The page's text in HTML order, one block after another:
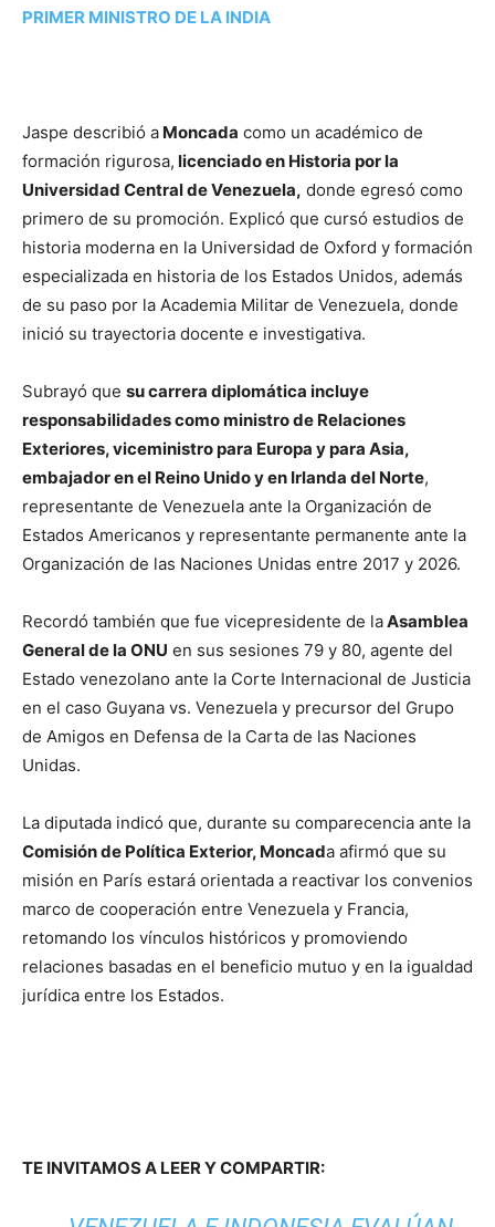
PRIMER MINISTRO DE LA INDIA
Jaspe describió a Moncada como un académico de
formación rigurosa, licenciado en Historia por la
Universidad Central de Venezuela, donde egresó como
primero de su promoción. Explicó que cursó estudios de
historia moderna en la Universidad de Oxford y formación
especializada en historia de los Estados Unidos, además
de su paso por la Academia Militar de Venezuela, donde
inició su trayectoria docente e investigativa.
Subrayó que su carrera diplomática incluye
responsabilidades como ministro de Relaciones
Exteriores, viceministro para Europa y para Asia,
embajador en el Reino Unido y en Irlanda del Norte,
representante de Venezuela ante la Organización de
Estados Americanos y representante permanente ante la
Organización de las Naciones Unidas entre 2017 y 2026.
Recordó también que fue vicepresidente de laAsamblea
General de la ONU en sus sesiones 79 y 80, agente del
Estado venezolano ante la Corte Internacional de Justicia
en el caso Guyana vs. Venezuela y precursor del Grupo
de Amigos en Defensa de la Carta de las Naciones
Unidas.
La diputada indicó que, durante su comparecencia ante la
Comisión de Política Exterior, Moncada afirmó que su
misión en París estará orientada a reactivar los convenios
marco de cooperación entre Venezuela y Francia,
retomando los vínculos históricos y promoviendo
relaciones basadas en el beneficio mutuo y en la igualdad
jurídica entre los Estados.
TE INVITAMOS A LEER Y COMPARTIR: